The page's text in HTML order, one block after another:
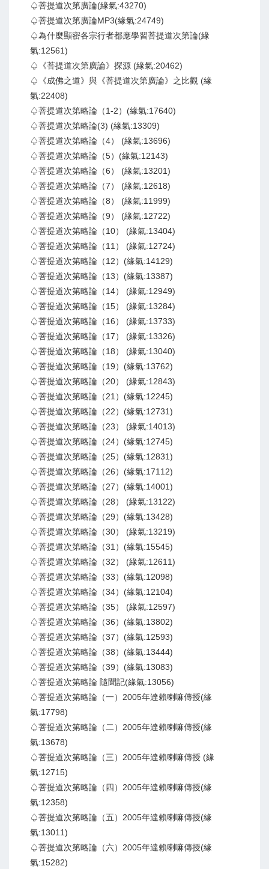
♤菩提道次第廣論(緣氣:43270)
♤菩提道次第廣論MP3(緣氣:24749)
♤為什麼顯密各宗行者都應學習菩提道次第論(緣
氣:12561)
♤《菩提道次第廣論》探源 (緣氣:20462)
♤《成佛之道》與《菩提道次第廣論》之比觀 (緣
氣:22408)
♤菩提道次第略論（1-2）(緣氣:17640)
♤菩提道次第略論(3) (緣氣:13309)
♤菩提道次第略論（4） (緣氣:13696)
♤菩提道次第略論（5）(緣氣:12143)
♤菩提道次第略論（6） (緣氣:13201)
♤菩提道次第略論（7） (緣氣:12618)
♤菩提道次第略論（8） (緣氣:11999)
♤菩提道次第略論（9） (緣氣:12722)
♤菩提道次第略論（10） (緣氣:13404)
♤菩提道次第略論（11） (緣氣:12724)
♤菩提道次第略論（12）(緣氣:14129)
♤菩提道次第略論（13）(緣氣:13387)
♤菩提道次第略論（14） (緣氣:12949)
♤菩提道次第略論（15） (緣氣:13284)
♤菩提道次第略論（16） (緣氣:13733)
♤菩提道次第略論（17） (緣氣:13326)
♤菩提道次第略論（18） (緣氣:13040)
♤菩提道次第略論（19）(緣氣:13762)
♤菩提道次第略論（20） (緣氣:12843)
♤菩提道次第略論（21）(緣氣:12245)
♤菩提道次第略論（22）(緣氣:12731)
♤菩提道次第略論（23） (緣氣:14013)
♤菩提道次第略論（24）(緣氣:12745)
♤菩提道次第略論（25）(緣氣:12831)
♤菩提道次第略論（26）(緣氣:17112)
♤菩提道次第略論（27）(緣氣:14001)
♤菩提道次第略論（28） (緣氣:13122)
♤菩提道次第略論（29）(緣氣:13428)
♤菩提道次第略論（30） (緣氣:13219)
♤菩提道次第略論（31）(緣氣:15545)
♤菩提道次第略論（32） (緣氣:12611)
♤菩提道次第略論（33）(緣氣:12098)
♤菩提道次第略論（34）(緣氣:12104)
♤菩提道次第略論（35） (緣氣:12597)
♤菩提道次第略論（36）(緣氣:13802)
♤菩提道次第略論（37）(緣氣:12593)
♤菩提道次第略論（38）(緣氣:13444)
♤菩提道次第略論（39）(緣氣:13083)
♤菩提道次第略論 隨聞記(緣氣:13056)
♤菩提道次第略論（一）2005年達賴喇嘛傳授(緣
氣:17798)
♤菩提道次第略論（二）2005年達賴喇嘛傳授(緣
氣:13678)
♤菩提道次第略論（三）2005年達賴喇嘛傳授 (緣
氣:12715)
♤菩提道次第略論（四）2005年達賴喇嘛傳授(緣
氣:12358)
♤菩提道次第略論（五）2005年達賴喇嘛傳授(緣
氣:13011)
♤菩提道次第略論（六）2005年達賴喇嘛傳授(緣
氣:15282)